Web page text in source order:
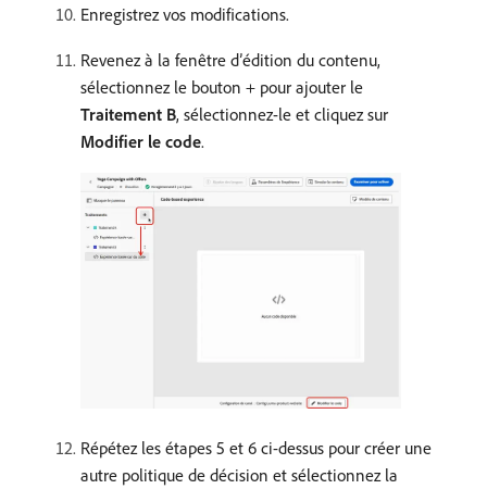
Enregistrez vos modifications.
Revenez à la fenêtre d’édition du contenu,
sélectionnez le bouton + pour ajouter le
Traitement B, sélectionnez-le et cliquez sur
Modifier le code.
Répétez les étapes 5 et 6 ci-dessus pour créer une
autre politique de décision et sélectionnez la